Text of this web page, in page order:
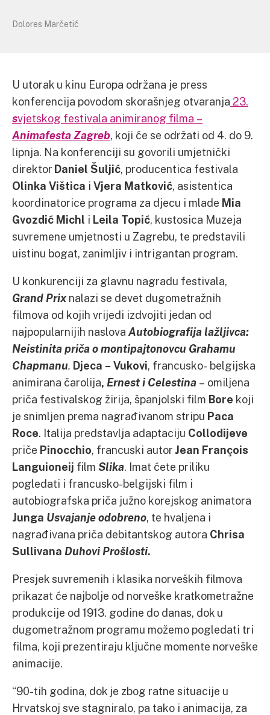
Dolores Marčetić
U utorak u kinu Europa održana je press
konferencija povodom skorašnjeg otvaranja 23.
svjetskog festivala animiranog filma –
Animafesta Zagreb, koji će se održati od 4. do 9.
lipnja. Na konferenciji su govorili umjetnički
direktor Daniel Šuljić, producentica festivala
Olinka Vištica i Vjera Matković, asistentica
koordinatorice programa za djecu i mlade Mia
Gvozdić Michl i Leila Topić, kustosica Muzeja
suvremene umjetnosti u Zagrebu, te predstavili
uistinu bogat, zanimljiv i intrigantan program.
U konkurenciji za glavnu nagradu festivala,
Grand Prixnalazi se devet dugometražnih
filmova od kojih vrijedi izdvojiti jedan od
najpopularnijih naslova Autobiografija lažljivca:
Neistinita priča o montipajtonovcu Grahamu
Chapmanu. Djeca – Vukovi, francusko- belgijska
animirana čarolija, Ernest i Celestina – omiljena
priča festivalskog žirija, španjolski film Bore koji
je snimljen prema nagrađivanom stripu Paca
Roce. Italija predstavlja adaptaciju Collodijeve
priče Pinocchio, francuski autor Jean François
Languioneij film Slika. Imat ćete priliku
pogledati i francusko-belgijski film i
autobiografska priča južno korejskog animatora
Junga Usvajanje odobreno, te hvaljena i
nagrađivana priča debitantskog autora Chrisa
Sullivana Duhovi Prošlosti.
Presjek suvremenih i klasika norveških filmova
prikazat će najbolje od norveške kratkometražne
produkcije od 1913. godine do danas, dok u
dugometražnom programu možemo pogledati tri
filma, koji prezentiraju ključne momente norveške
animacije.
“90-tih godina, dok je zbog ratne situacije u
Hrvatskoj sve stagniralo, pa tako i animacija, za